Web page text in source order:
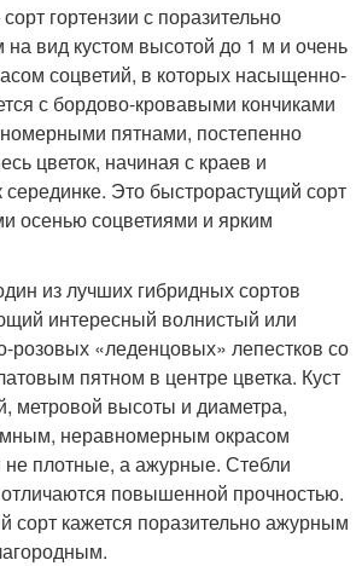
гортензии с поразительно
на вид кустом высотой до 1 м и очень
соцветий, в которых насыщенно-
с бордово-кровавыми кончиками
пятнами, постепенно
цветок, начиная с краев и
серединке. Это быстрорастущий сорт
осенью соцветиями и ярким
из лучших гибридных сортов
интересный волнистый или
розовых «леденцовых» лепестков со
пятном в центре цветка. Куст
метровой высоты и диаметра,
неравномерным окрасом
не плотные, а ажурные. Стебли
повышенной прочностью.
сорт кажется поразительно ажурным